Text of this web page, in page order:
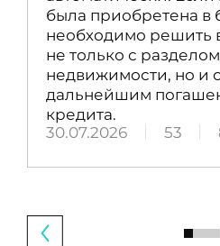
была приобретена в
необходимо решить
не только с разделом
недвижимости, но и с
дальнейшим
кредита.
30.07.2026
53